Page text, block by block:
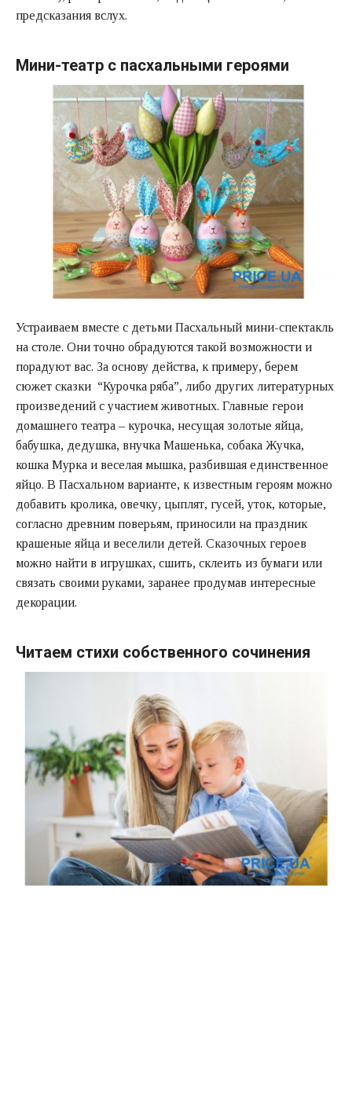
предсказания вслух.
Мини-театр с пасхальными героями
Устраиваем вместе с детьми Пасхальный мини-спектакль
на столе. Они точно обрадуются такой возможности и
порадуют вас. За основу действа, к примеру, берем
сюжет сказки “Курочка ряба”, либо других литературных
произведений с участием животных. Главные герои
домашнего театра – курочка, несущая золотые яйца,
бабушка, дедушка, внучка Машенька, собака Жучка,
кошка Мурка и веселая мышка, разбившая единственное
яйцо. В Пасхальном варианте, к известным героям можно
добавить кролика, овечку, цыплят, гусей, уток, которые,
согласно древним поверьям, приносили на праздник
крашеные яйца и веселили детей. Сказочных героев
можно найти в игрушках, сшить, склеить из бумаги или
связать своими руками, заранее продумав интересные
декорации.
Читаем стихи собственного сочинения